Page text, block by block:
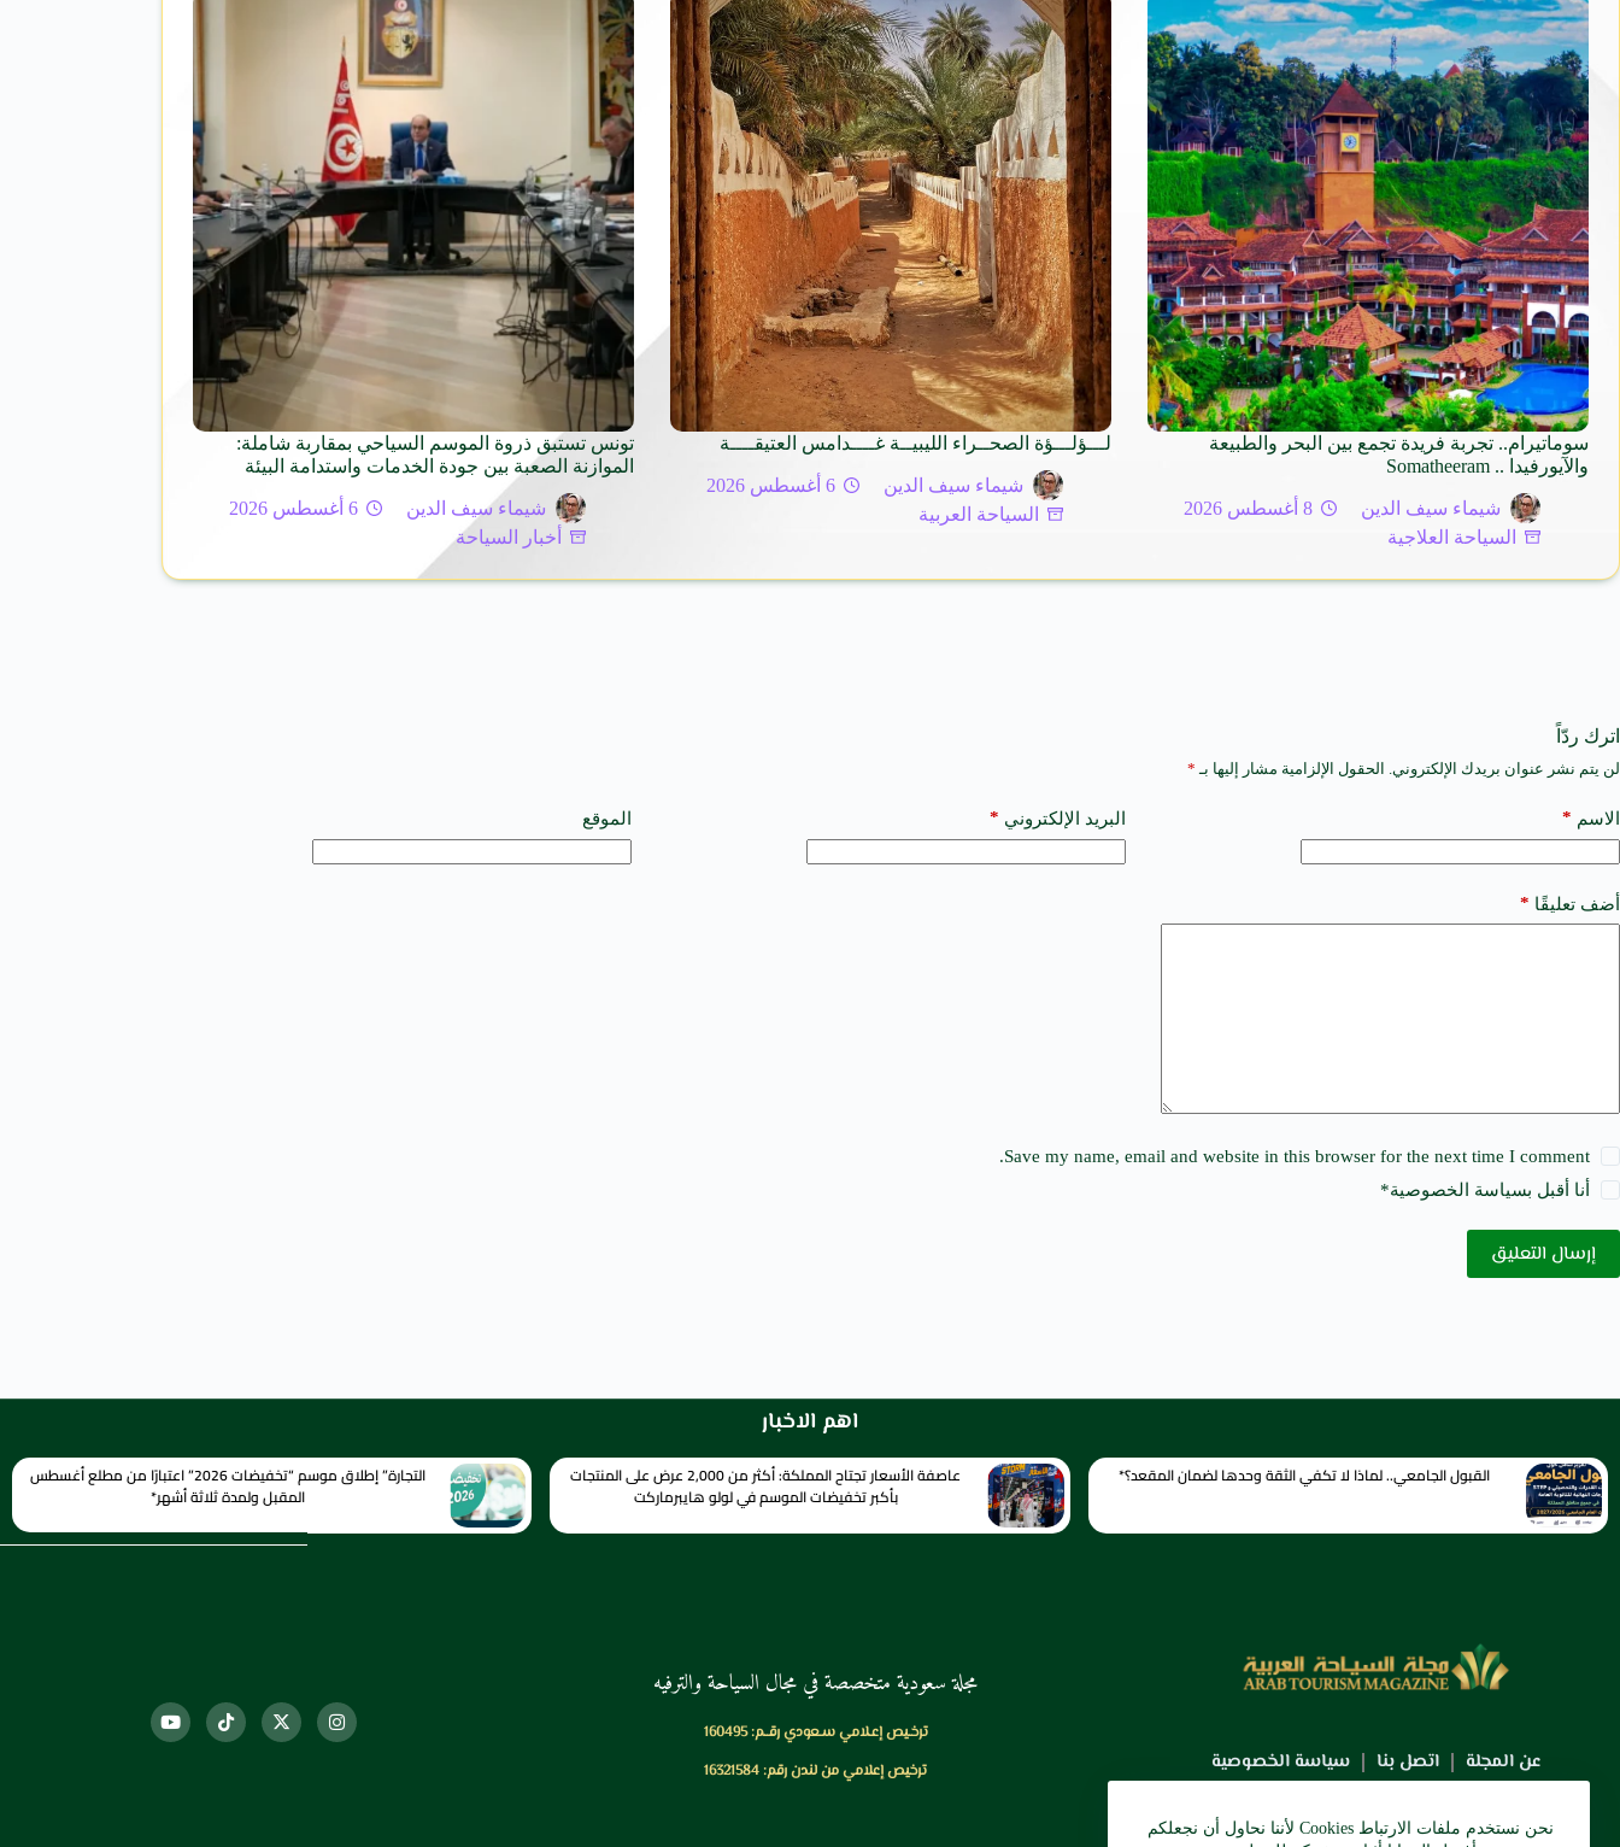
نحن نستخدم ملفات الارتباط Cookies لأننا نحاول أن نجعلكم
سوماتيرام.. تجربة فريدة تجمع بين البحر والطبيعة
والآيورفيدا .. Somatheeram
شيماء سيف الدين
8 أغسطس 2026
السياحة العلاجية
لـــؤلـــؤة الصحــراء الليبيــة غــــدامس العتيقــــة
شيماء سيف الدين
6 أغسطس 2026
السياحة العربية
تونس تستبق ذروة الموسم السياحي بمقاربة شاملة:
الموازنة الصعبة بين جودة الخدمات واستدامة البيئة
شيماء سيف الدين
6 أغسطس 2026
أخبار السياحة
اترك ردّاً
لن يتم نشر عنوان بريدك الإلكتروني. الحقول الإلزامية مشار إليها بـ *
الاسم * البريد الإلكتروني * الموقع
أضف تعليقًا *
Save my name, email and website in this browser for the next time I comment.
أنا أقبل بسياسة الخصوصية*
إرسال التعليق
A
t
e
a
t
اهم الاخبار
القبول الجامعي.. لماذا لا تكفي الثقة وحدها لضمان المقعد؟* عاصفة الأسعار تجتاح المملكة: أكثر من 2,000 عرض على المنتجات
بأكبر تخفيضات الموسم في لولو هايبرماركت
التجارة” إطلاق موسم “تخفيضات 2026” اعتبارًا من مطلع أغسطس
المقبل ولمدة ثلاثة أشهر*
عن المجلة اتصل بنا سياسة الخصوصية
مجلة سعودية متخصصة في مجال السياحة والترفيه
ترخـيص إعـلامي سـعودي رقــم: 160495
ترخيص إعلامي من لندن رقم: 16321584